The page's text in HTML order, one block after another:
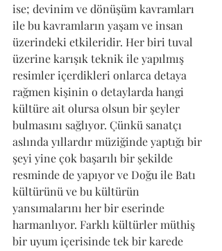
ise; devinim ve dönüşüm kavramları
ile bu kavramların yaşam ve insan
üzerindeki etkileridir. Her biri tuval
üzerine karışık teknik ile yapılmış
resimler içerdikleri onlarca detaya
rağmen kişinin o detaylarda hangi
kültüre ait olursa olsun bir şeyler
bulmasını sağlıyor. Çünkü sanatçı
aslında yıllardır müziğinde yaptığı bir
şeyi yine çok başarılı bir şekilde
resminde de yapıyor ve Doğu ile Batı
kültürünü ve bu kültürün
yansımalarını her bir eserinde
harmanlıyor. Farklı kültürler müthiş
bir uyum içerisinde tek bir karede